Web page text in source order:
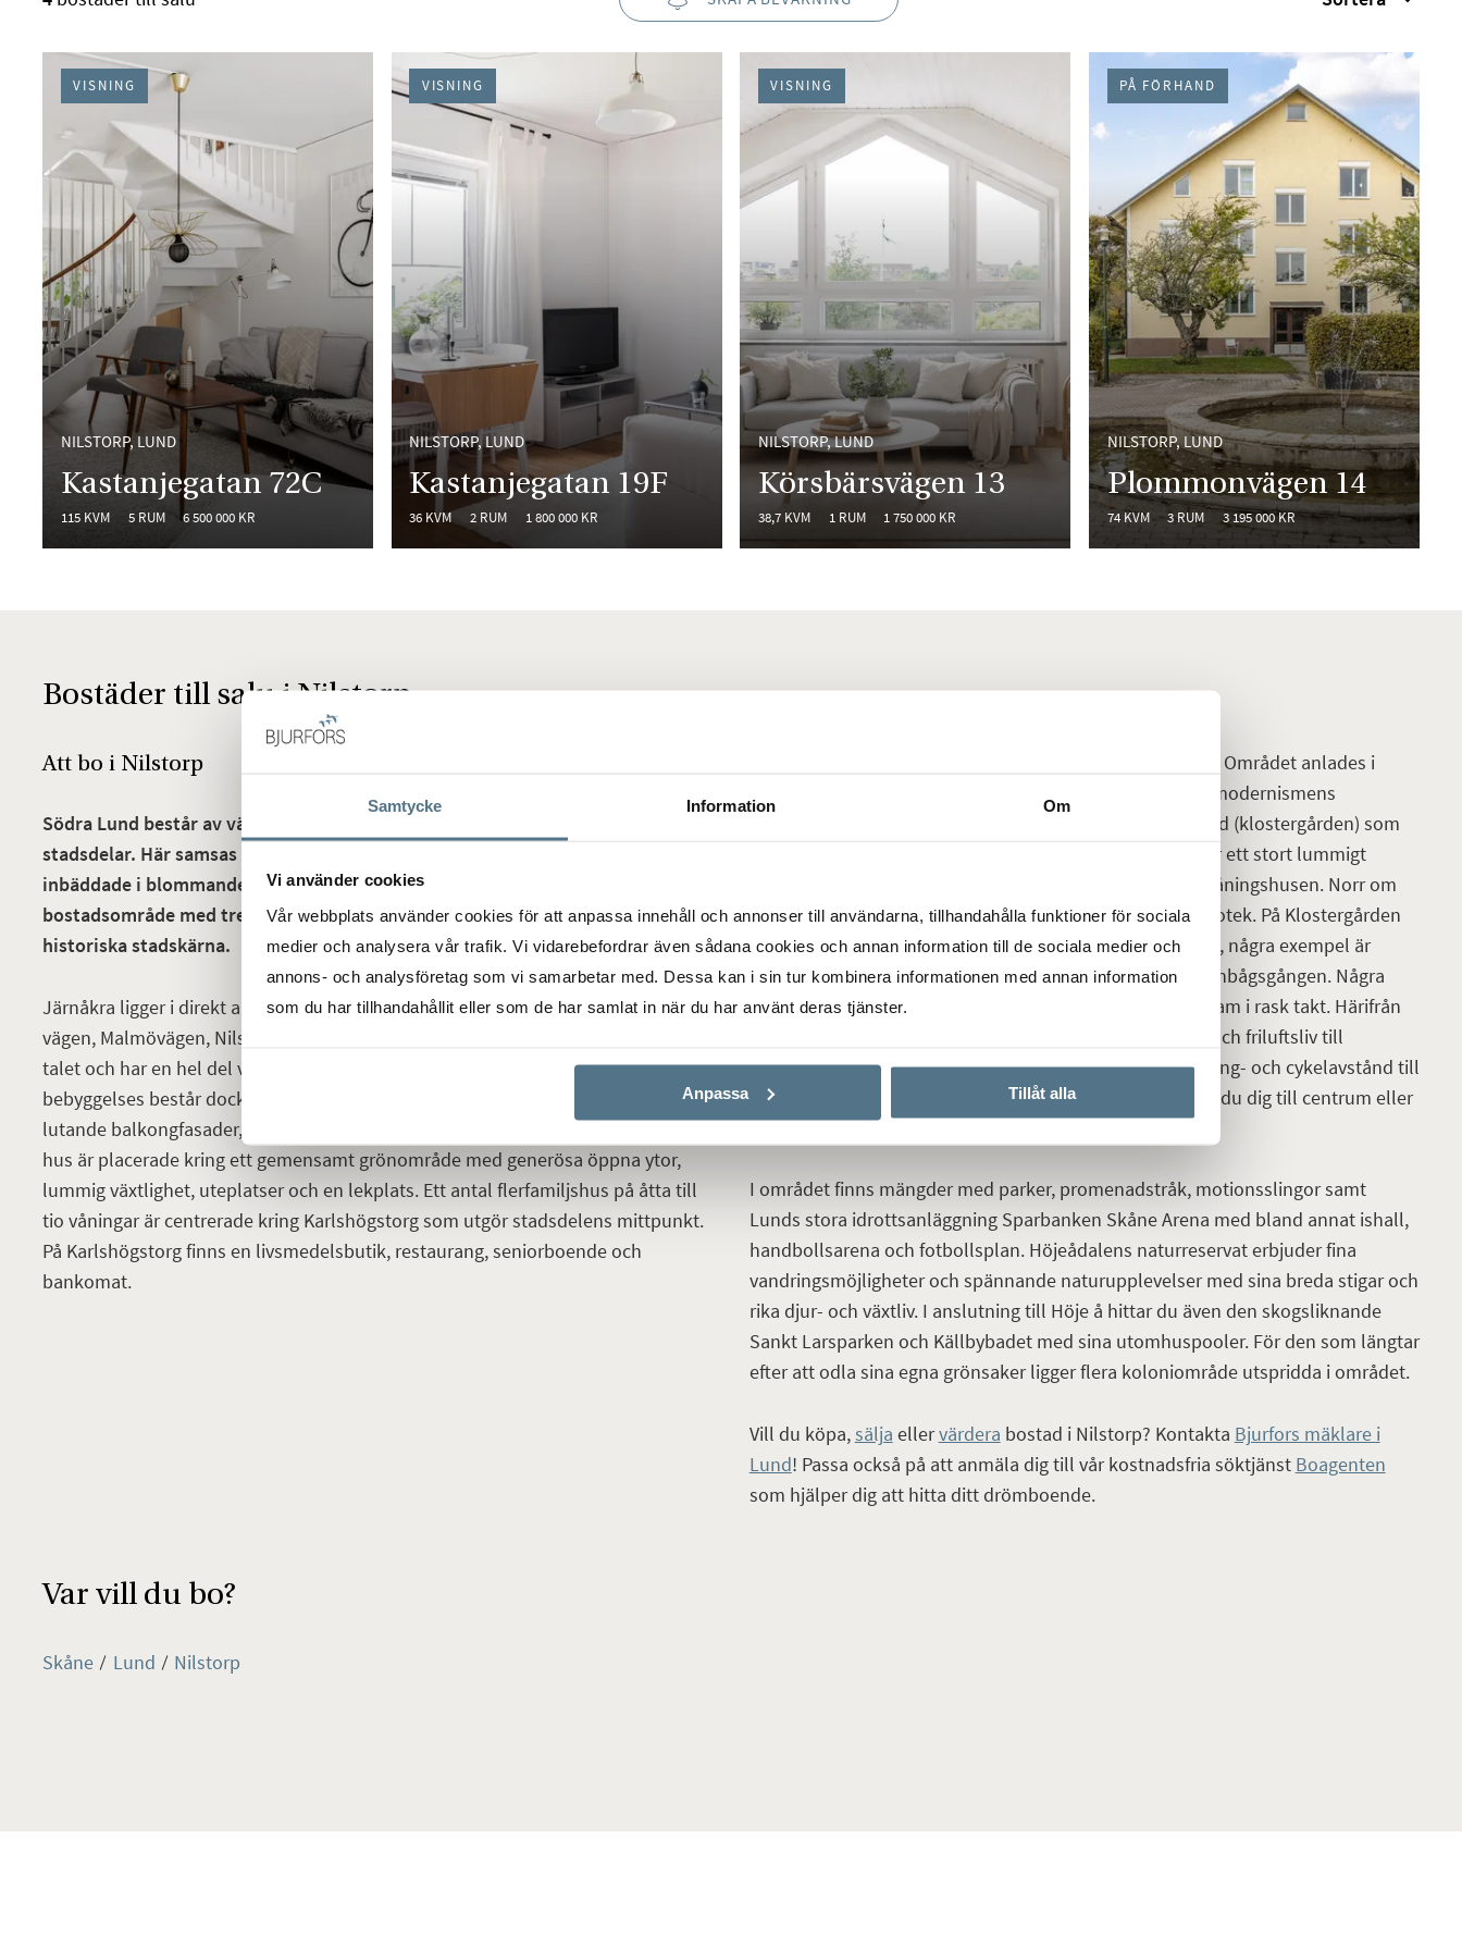
Samtycke Information Om
Vi använder cookies
Vår webbplats använder cookies för att anpassa innehåll och annonser till användarna, tillhandahålla funktioner för sociala
medier och analysera vår trafik. Vi vidarebefordrar även sådana cookies och annan information till de sociala medier och
annons- och analysföretag som vi samarbetar med. Dessa kan i sin tur kombinera informationen med annan information
som du har tillhandahållit eller som de har samlat in när du har använt deras tjänster.
Anpassa Tillåt alla
NILSTORP, LUND
Kastanjegatan 72C
115 KVM 5 RUM 6 500 000 KR
VISNING
NILSTORP, LUND
Kastanjegatan 19F
36 KVM 2 RUM 1 800 000 KR
VISNING
NILSTORP, LUND
Körsbärsvägen 13
38,7 KVM 1 RUM 1 750 000 KR
VISNING
NILSTORP, LUND
Plommonvägen 14
74 KVM 3 RUM 3 195 000 KR
PÅ FÖRHAND
Bostäder till salu i Nilstorp
Att bo i Nilstorp
Södra Lund består av väletablerade bostadsområden såväl som helt nya
stadsdelar. Här samsas pampiga villor med omtyckta flerbostadshus,
inbäddade i blommande grönska. Området är ett blandat kontors- och
bostadsområde med trevlig atmosfär och bekvämt avstånd till Lunds
historiska stadskärna.
Järnåkra ligger i direkt anslutning till Lunds charmiga stadskärna, mellan Södra
vägen, Malmövägen, Nilstorp och Tetra Pak. Området växte fram i slutet av 50-
talet och har en hel del välbevarad arkitektur från den tiden. Större delen av
bebyggelses består dock av lamellhus med fyra våningar i rött tegel och med
lutande balkongfasader, pulpettak och delvis synlig betongkonstruktion. Dessa
hus är placerade kring ett gemensamt grönområde med generösa öppna ytor,
lummig växtlighet, uteplatser och en lekplats. Ett antal flerfamiljshus på åtta till
tio våningar är centrerade kring Karlshögstorg som utgör stadsdelens mittpunkt.
På Karlshögstorg finns en livsmedelsbutik, restaurang, seniorboende och
bankomat.
Klostergården är en trivsam stadsdel som är på uppgång. Området anlades i
början av 1960-talet på åkermark söder om staden efter modernismens
stadsplanideal. Stadsdelen har fått sitt namn efter en gård (klostergården) som
låg där Klostergården numera ligger. Klostergårdsfältet är ett stort lummigt
parkområde som är beläget norr om gårdarna med åttavåningshusen. Norr om
detta ligger stadsdelscentrum med skola, kyrka och bibliotek. På Klostergården
har gatorna döpts efter väderstrecken och väderfenomen, några exempel är
Sunnanväg och Västanväg samt Gråvädersvägen och Regnbågsgången. Några
hundra meter från Lunds stadspark växer Arenaparken fram i rask takt. Härifrån
har du nära till allt som Lund har att erbjuda, från idrott och friluftsliv till
shopping och kultur. Som boende i Södra Lund har du gång- och cykelavstånd till
diverse aktiviteter och uteliv. På endast några minuter tar du dig till centrum eller
Stadsparken.
I området finns mängder med parker, promenadstråk, motionsslingor samt
Lunds stora idrottsanläggning Sparbanken Skåne Arena med bland annat ishall,
handbollsarena och fotbollsplan. Höjeådalens naturreservat erbjuder fina
vandringsmöjligheter och spännande naturupplevelser med sina breda stigar och
rika djur- och växtliv. I anslutning till Höje å hittar du även den skogsliknande
Sankt Larsparken och Källbybadet med sina utomhuspooler. För den som längtar
efter att odla sina egna grönsaker ligger flera koloniområde utspridda i området.
Vill du köpa,sälja ellervärdera bostad i Nilstorp? Kontakta Bjurfors mäklare i
Lund! Passa också på att anmäla dig till vår kostnadsfria söktjänst Boagenten
som hjälper dig att hitta ditt drömboende.
Var vill du bo?
Skåne Lund Nilstorp